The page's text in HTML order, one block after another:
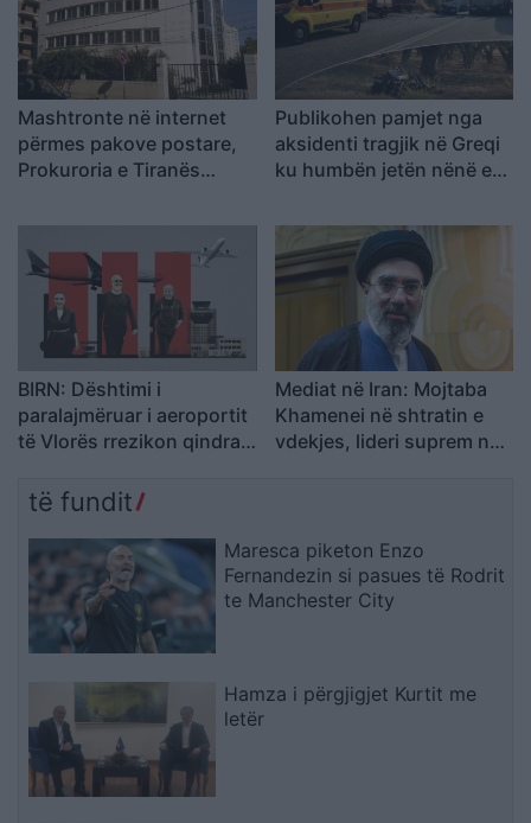
Mashtronte në internet
përmes pakove postare,
Prokuroria e Tiranës
Publikohen pamjet nga
aksidenti tragjik në Greqi
ku humbën jetën nënë e
makinat u përplasën kokë
më kokë (VIDEO)
BIRN: Dështimi i
paralajmëruar i aeroportit
të Vlorës rrezikon qindra
Mediat në Iran: Mojtaba
Khamenei në shtratin e
vdekjes, lideri suprem në
të fundit
Maresca piketon Enzo
Fernandezin si pasues të Rodrit
te Manchester City
Hamza i përgjigjet Kurtit me
letër